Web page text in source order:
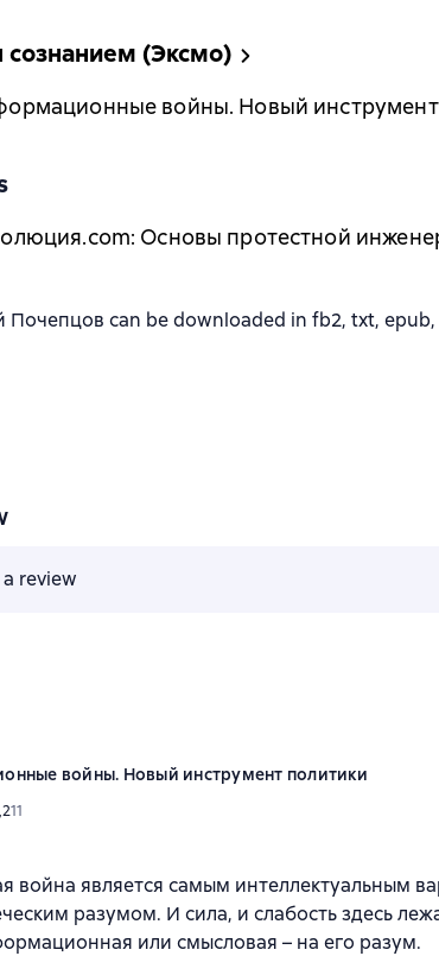
(Эксмо)
войны. Новый инструмент
Основы протестной
Почепцов can be downloaded in fb2, txt,
review
войны. Новый инструмент политики
рейтинг 4,2 на основе 11 оценок
11
является самым интеллектуальным
разумом. И сила, и слабость здесь
или смысловая – на его разум.